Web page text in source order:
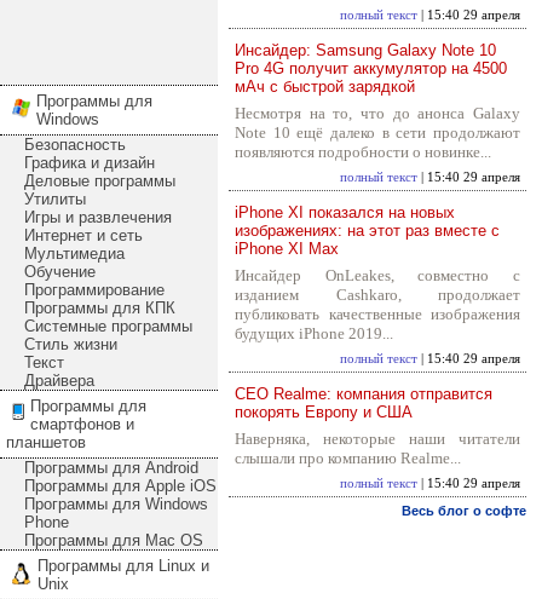
Программы для
Windows
Безопасность
Графика и дизайн
Деловые программы
Утилиты
Игры и развлечения
Интернет и сеть
Мультимедиа
Обучение
Программирование
Программы для КПК
Системные программы
Стиль жизни
Текст
Драйвера
Программы для
смартфонов и
планшетов
Программы для Android
Программы для Apple iOS
Программы для Windows
Phone
Программы для Mac OS
Программы для Linux и
Unix
полный текст | 15:40 29 апреля
Инсайдер: Samsung Galaxy Note 10
Pro 4G получит аккумулятор на 4500
мАч с быстрой зарядкой
Несмотря на то, что до анонса Galaxy
Note 10 ещё далеко в сети продолжают
появляются подробности о новинке...
полный текст | 15:40 29 апреля
iPhone XI показался на новых
изображениях: на этот раз вместе с
iPhone XI Max
Инсайдер OnLeakes, совместно с
изданием Cashkaro, продолжает
публиковать качественные изображения
будущих iPhone 2019...
полный текст | 15:40 29 апреля
CEO Realme: компания отправится
покорять Европу и США
Наверняка, некоторые наши читатели
слышали про компанию Realme...
полный текст | 15:40 29 апреля
Весь блог о софте